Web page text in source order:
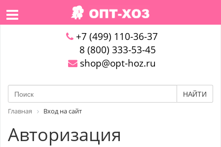
+7 (499) 110-36-37
8 (800) 333-53-45
shop@opt-hoz.ru
НАЙТИ
Главная Вход на сайт
Авторизация